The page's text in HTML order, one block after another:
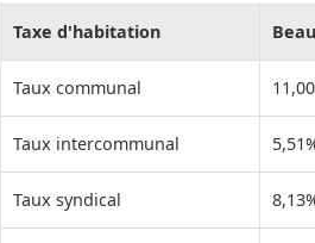
Taxe d'habitation
Taux communal
Taux intercommunal
Taux syndical